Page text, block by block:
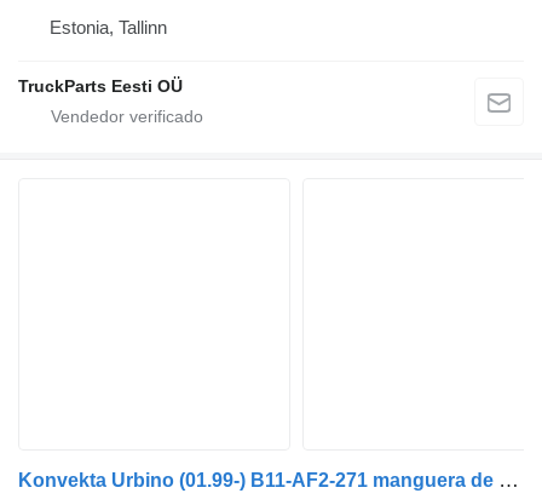
Estonia, Tallinn
TruckParts Eesti OÜ
Konvekta Urbino (01.99-) B11-AF2-271 manguera de aire acondicionado para Solaris Urbino, Alpino, Vacanza (1999-) autobús